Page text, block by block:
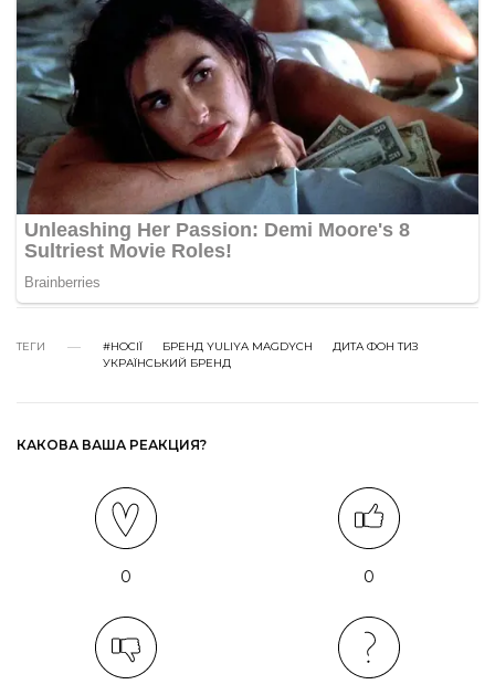
ТЕГИ #НОСІЇ БРЕНД YULIYA MAGDYCH
ДИТА ФОН ТИЗ
УКРАЇНСЬКИЙ БРЕНД
КАКОВА ВАША РЕАКЦИЯ?
0 0